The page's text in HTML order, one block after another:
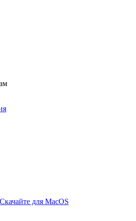
Cкачайте для MacOS